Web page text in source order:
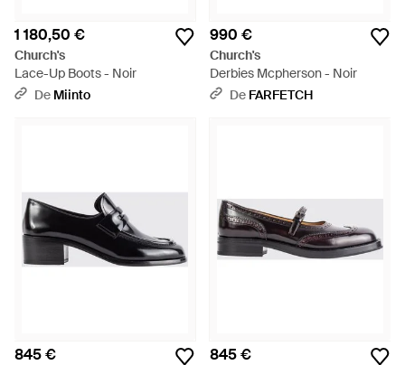
1 180,50 €
Church's
Lace-Up Boots - Noir
De Miinto
990 €
Church's
Derbies Mcpherson - Noir
De FARFETCH
845 € 845 €